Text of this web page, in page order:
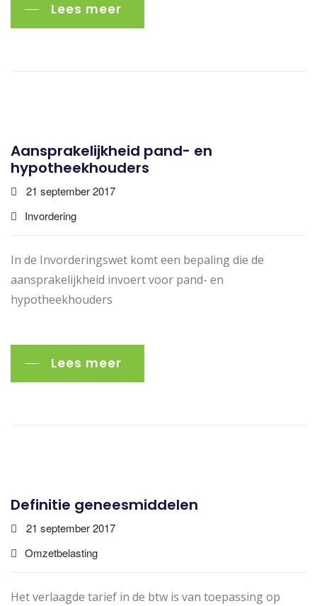
Lees meer
Aansprakelijkheid pand- en
hypotheekhouders
21 september 2017
Invordering
In de Invorderingswet komt een bepaling die de
aansprakelijkheid invoert voor pand- en
hypotheekhouders
Lees meer
Definitie geneesmiddelen
21 september 2017
Omzetbelasting
Het verlaagde tarief in de btw is van toepassing op